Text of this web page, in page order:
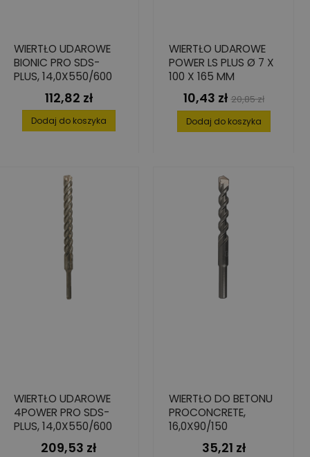
WIERTŁO UDAROWE
BIONIC PRO SDS-
PLUS, 14,0X550/600
Cena
112,82 zł
Dodaj do koszyka
WIERTŁO UDAROWE
POWER LS PLUS Ø 7 X
100 X 165 MM
Cena
10,43 zł Cena
podstawowa
20,85 zł
Dodaj do koszyka
WIERTŁO UDAROWE
4POWER PRO SDS-
PLUS, 14,0X550/600
Cena
209,53 zł
WIERTŁO DO BETONU
PROCONCRETE,
16,0X90/150
Cena
35,21 zł